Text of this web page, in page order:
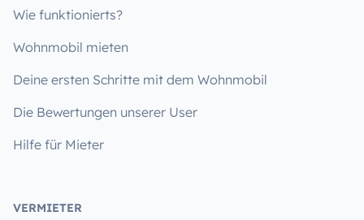
Wie funktionierts?
Wohnmobil mieten
Deine ersten Schritte mit dem Wohnmobil
Die Bewertungen unserer User
Hilfe für Mieter
VERMIETER